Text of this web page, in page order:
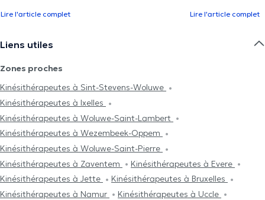
Lire l'article complet Lire l'article complet
Liens utiles
Zones proches
Kinésithérapeutes à Sint-Stevens-Woluwe
Kinésithérapeutes à Ixelles
Kinésithérapeutes à Woluwe-Saint-Lambert
Kinésithérapeutes à Wezembeek-Oppem
Kinésithérapeutes à Woluwe-Saint-Pierre
Kinésithérapeutes à Zaventem
Kinésithérapeutes à Evere
Kinésithérapeutes à Jette
Kinésithérapeutes à Bruxelles
Kinésithérapeutes à Namur
Kinésithérapeutes à Uccle